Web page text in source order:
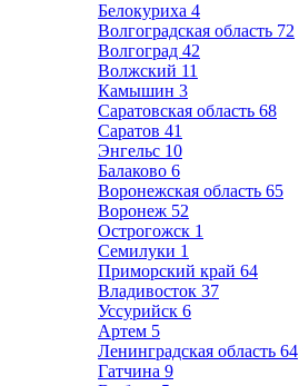
Белокуриха 4
Волгоградская область 72
Волгоград 42
Волжский 11
Камышин 3
Саратовская область 68
Саратов 41
Энгельс 10
Балаково 6
Воронежская область 65
Воронеж 52
Острогожск 1
Семилуки 1
Приморский край 64
Владивосток 37
Уссурийск 6
Артем 5
Ленинградская область 64
Гатчина 9